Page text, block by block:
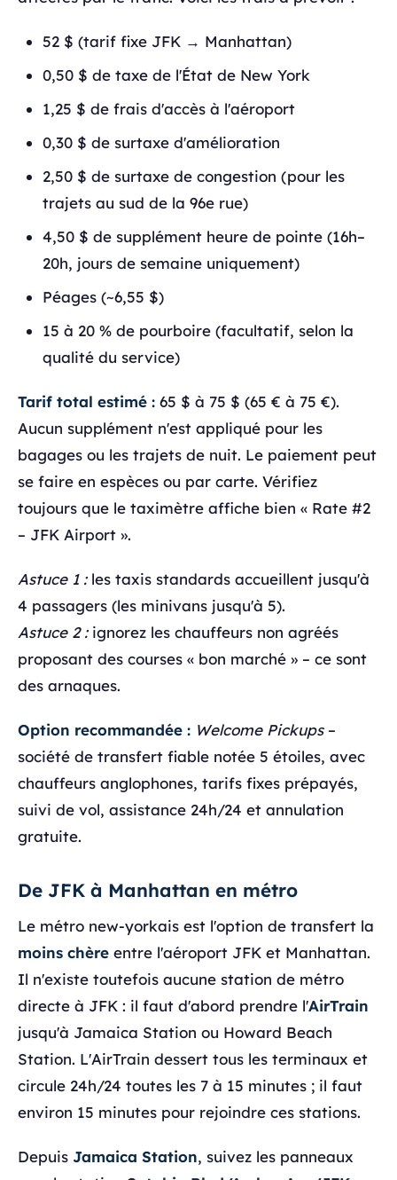
52 $ (tarif fixe JFK → Manhattan)
0,50 $ de taxe de l'État de New York
1,25 $ de frais d'accès à l'aéroport
0,30 $ de surtaxe d'amélioration
2,50 $ de surtaxe de congestion (pour les
trajets au sud de la 96e rue)
4,50 $ de supplément heure de pointe (16h–
20h, jours de semaine uniquement)
Péages (~6,55 $)
15 à 20 % de pourboire (facultatif, selon la
qualité du service)
Tarif total estimé : 65 $ à 75 $ (65 € à 75 €).
Aucun supplément n'est appliqué pour les
bagages ou les trajets de nuit. Le paiement peut
se faire en espèces ou par carte. Vérifiez
toujours que le taximètre affiche bien « Rate #2
– JFK Airport ».
Astuce 1 :les taxis standards accueillent jusqu'à
4 passagers (les minivans jusqu'à 5).
Astuce 2 :ignorez les chauffeurs non agréés
proposant des courses « bon marché » – ce sont
des arnaques.
Option recommandée : Welcome Pickups–
société de transfert fiable notée 5 étoiles, avec
chauffeurs anglophones, tarifs fixes prépayés,
suivi de vol, assistance 24h/24 et annulation
gratuite.
De JFK à Manhattan en métro
Le métro new-yorkais est l'option de transfert la
moins chère entre l'aéroport JFK et Manhattan.
Il n'existe toutefois aucune station de métro
directe à JFK : il faut d'abord prendre l'AirTrain
jusqu'à Jamaica Station ou Howard Beach
Station. L'AirTrain dessert tous les terminaux et
circule 24h/24 toutes les 7 à 15 minutes ; il faut
environ 15 minutes pour rejoindre ces stations.
Depuis Jamaica Station, suivez les panneaux